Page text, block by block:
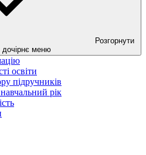
Розгорнути
дочірнє меню
освіти
підручників
рік